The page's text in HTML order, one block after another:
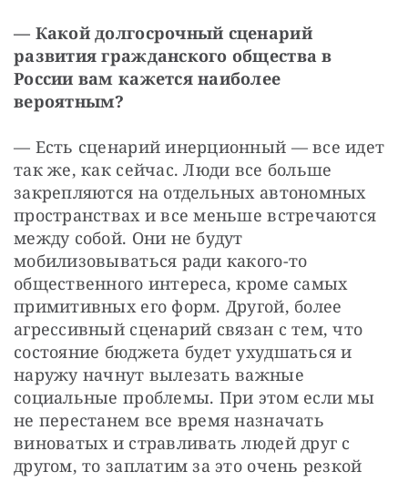
— Какой долгосрочный сценарий
развития гражданского общества в
России вам кажется наиболее
вероятным?
— Есть сценарий инерционный — все идет
так же, как сейчас. Люди все больше
закрепляются на отдельных автономных
пространствах и все меньше встречаются
между собой. Они не будут
мобилизовываться ради какого-то
общественного интереса, кроме самых
примитивных его форм. Другой, более
агрессивный сценарий связан с тем, что
состояние бюджета будет ухудшаться и
наружу начнут вылезать важные
социальные проблемы. При этом если мы
не перестанем все время назначать
виноватых и стравливать людей друг с
другом, то заплатим за это очень резкой